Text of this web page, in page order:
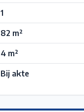
1
82 m²
4m²
Bij akte